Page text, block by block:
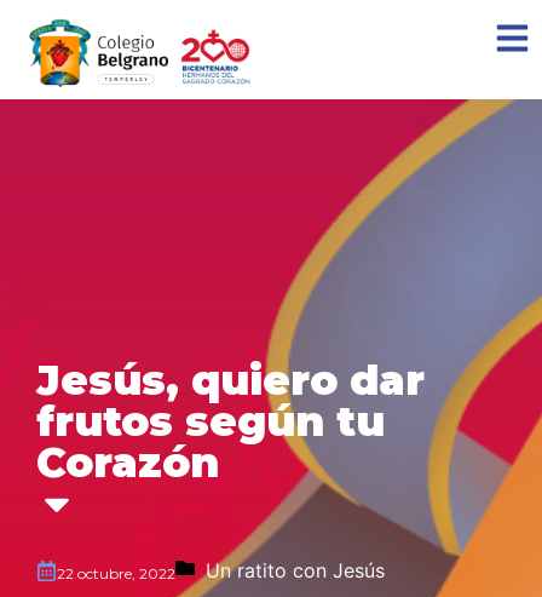
Jesús, quiero dar
frutos según tu
Corazón
22 octubre, 2022 Un ratito con Jesús